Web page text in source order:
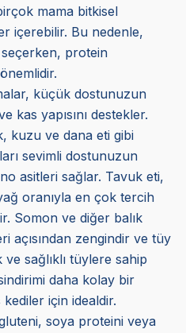
mama bitkisel
içerebilir. Bu nedenle,
protein
küçük dostunuzun
kas yapısını destekler.
kuzu ve dana eti gibi
sevimli dostunuzun
asitleri sağlar. Tavuk eti,
oranıyla en çok tercih
Somon ve diğer balık
açısından zengindir ve tüy
sağlıklı tüylere sahip
daha kolay bir
için idealdir.
gluteni, soya proteini veya